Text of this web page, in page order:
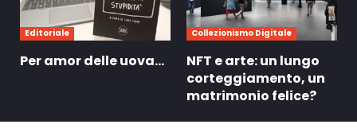
Editoriale
Per amor delle uova…
Collezionismo Digitale
NFT e arte: un lungo
corteggiamento, un
matrimonio felice?